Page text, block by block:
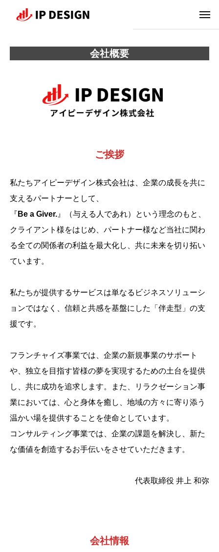
会社概要
ご挨拶
私たちアイピーデザイン株式会社は、企業の成長を共に
支えるパートナーとして、
『 Be a Giver.』（与える人であれ）という理念のもと、
クライアント様をはじめ、パートナー様など当社に関わ
る全ての関係者の利益を最大化し、共に未来を切り拓い
ています。
私たちが提供するサービスは単なるビジネスソリューシ
ョンではなく、信頼と共感を基盤にした「伴走型」の支
援です。
フランチャイズ事業では、企業の新規事業のサポート
や、独立を目指す皆様の夢を実現するための土台を提供
し、共に成功を追求します。また、リラクゼーション事
業においては、心と身体を癒し、地域の方々に寄り添う
温かい場を提供することを使命としています。
コンサルティング事業では、企業の課題を解決し、新た
な価値を創造するお手伝いをさせていただきます。
代表取締役 井上 和弥
会社情報